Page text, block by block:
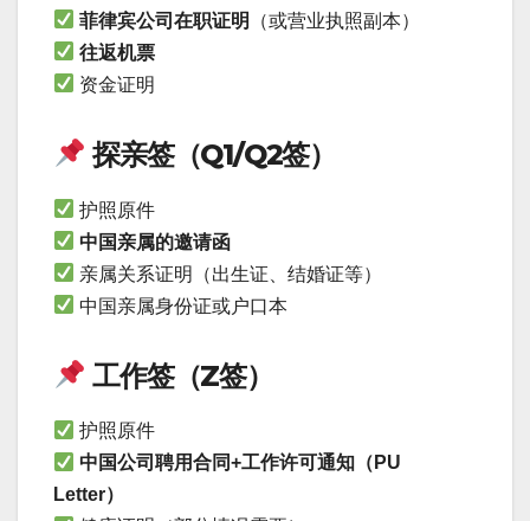
菲律宾公司在职证明
（或营业执照副本）
往返机票
资金证明
探亲签（Q1/Q2签）
护照原件
中国亲属的邀请函
亲属关系证明（出生证、结婚证等）
中国亲属身份证或户口本
工作签（Z签）
护照原件
中国公司聘用合同+工作许可通知（PU
Letter）